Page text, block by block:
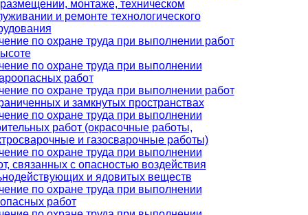
монтаже, техническом
и ремонте технологического
по охране труда при выполнении работ
по охране труда при выполнении
работ
по охране труда при выполнении работ
и замкнутых пространствах
по охране труда при выполнении
работ (окрасочные работы,
и газосварочные работы)
по охране труда при выполнении
связанных с опасностью воздействия
и ядовитых веществ
по охране труда при выполнении
работ